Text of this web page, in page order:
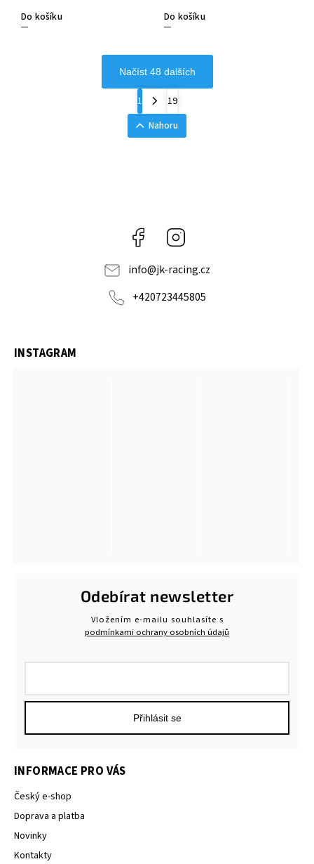
Do košíku Do košíku
Načíst 48 dalších
1
19
Nahoru
Facebook
info@jk-racing.cz
+420723445805
INSTAGRAM
INFORMACE PRO VÁS
Český e-shop
Doprava a platba
Novinky
Kontakty
Odebírat newsletter
Vložením e-mailu souhlasíte s
podmínkami ochrany osobních údajů
Přihlásit se